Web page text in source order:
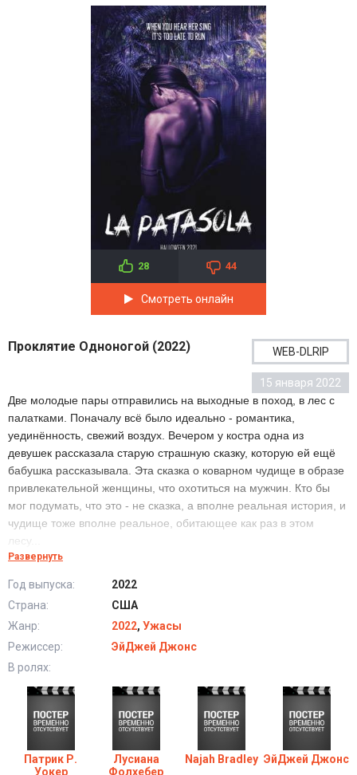
28 44
Смотреть онлайн
Проклятие Одноногой (2022) WEB-DLRIP
15 января 2022
Две молодые пары отправились на выходные в поход, в лес с
палатками. Поначалу всё было идеально - романтика,
уединённость, свежий воздух. Вечером у костра одна из
девушек рассказала старую страшную сказку, которую ей ещё
бабушка рассказывала. Эта сказка о коварном чудище в образе
привлекательной женщины, что охотиться на мужчин. Кто бы
мог подумать, что это - не сказка, а вполне реальная история, и
чудище тоже вполне реальное, обитающее как раз в этом
лесу...
Проклятие Одноногой (2022) в хорошем качестве
Развернуть
Год выпуска:
2022
Страна:
США
Жанр:
2022, Ужасы
Режиссер:
ЭйДжей Джонс
В ролях:
Патрик Р.
Уокер
Лусиана
Фолхебер
Najah Bradley ЭйДжей Джонс